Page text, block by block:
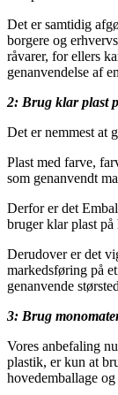
Det er samtidig
borgere og
råvarer, for ellers
genanvendelse af
2: Brug klar plast
Det er nemmest at
Plast med farve,
som genanvendt
Derfor er det
bruger klar plast på
Derudover er det
markedsføring på
genanvende
3: Brug
Vores anbefaling
plastik, er kun at
hovedemballage